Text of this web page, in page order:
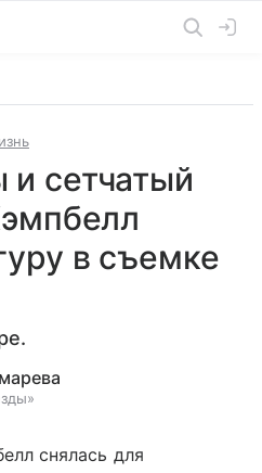
сетчатый
в съемке
снялась для